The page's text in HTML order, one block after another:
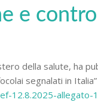
e
della salute, ha
segnalati in Italia”
12.8.2025-allegato-1